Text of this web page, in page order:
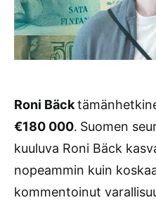
Roni Bäck
€180 000. Suomen
kuuluva Roni Bäck
nopeammin kuin
kommentoinut